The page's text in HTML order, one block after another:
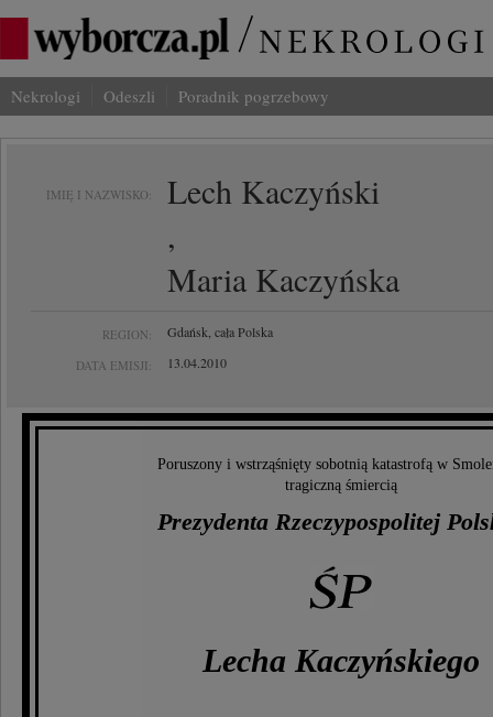
Nekrologi Odeszli Poradnik pogrzebowy
IMIĘ I NAZWISKO:
Lech Kaczyński
,
Maria Kaczyńska
REGION: Gdańsk, cała Polska
DATA EMISJI: 13.04.2010
Poruszony i wstrząśnięty sobotnią katastrofą w
tragiczną śmiercią
Prezydenta Rzeczypospolitej
Lecha Kaczyńskiego